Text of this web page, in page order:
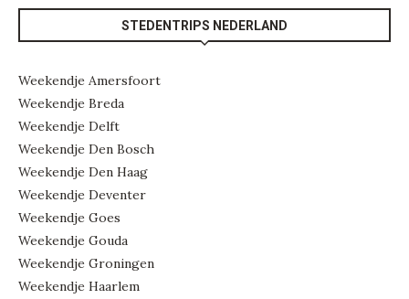
STEDENTRIPS NEDERLAND
Weekendje Amersfoort
Weekendje Breda
Weekendje Delft
Weekendje Den Bosch
Weekendje Den Haag
Weekendje Deventer
Weekendje Goes
Weekendje Gouda
Weekendje Groningen
Weekendje Haarlem